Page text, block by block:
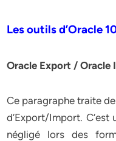
Les outils d’Oracle
Oracle Export / Oracle
Ce paragraphe traite
d’Export/Import.
négligé lors des